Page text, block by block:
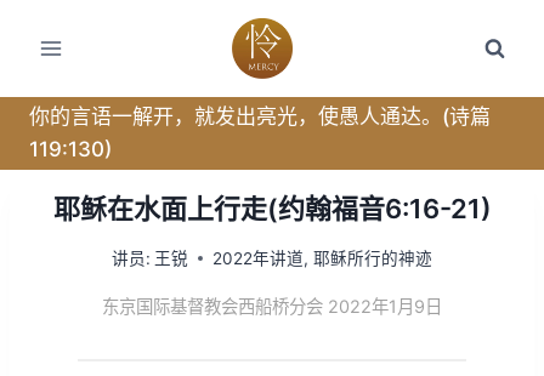
你的言语一解开，就发出亮光，使愚人通达。(诗篇
119:130)
耶稣在水面上行走(约翰福音6:16-21)
讲员: 王锐 2022年讲道,耶稣所行的神迹
东京国际基督教会西船桥分会 2022年1月9日